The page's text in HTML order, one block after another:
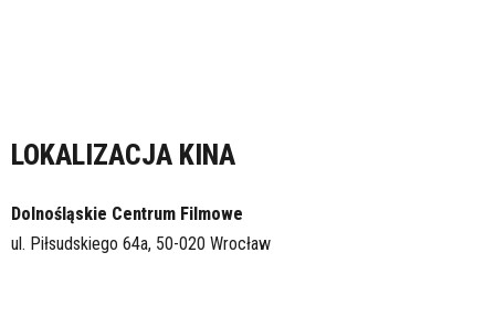
LOKALIZACJA KINA
Dolnośląskie Centrum Filmowe
ul. Piłsudskiego 64a, 50-020 Wrocław